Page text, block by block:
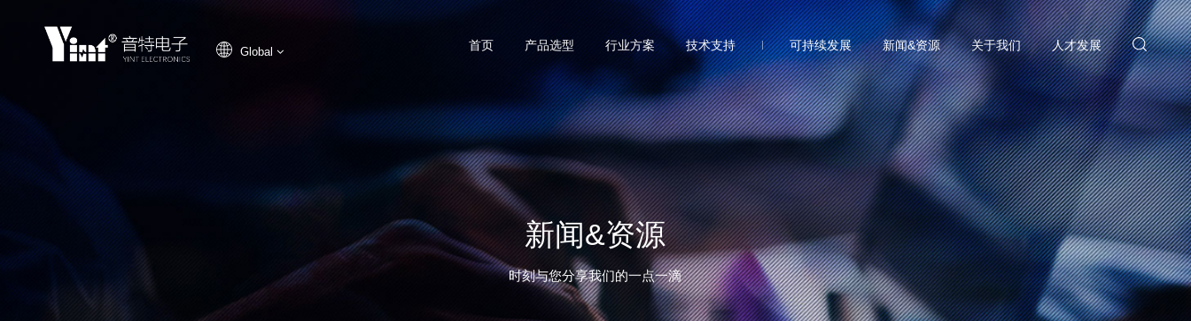
Global 首页 产品选型 行业方案 技术支持 可持续发展 新闻&资源 关于我们 人才发展
新闻&资源
时刻与您分享我们的一点一滴